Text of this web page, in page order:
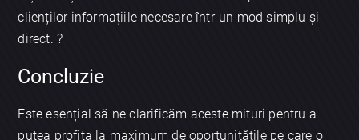
clienților informațiile necesare într-un mod simplu și
direct. ?
Concluzie
Este esențial să ne clarificăm aceste mituri pentru a
putea profita la maximum de oportunitățile pe care o